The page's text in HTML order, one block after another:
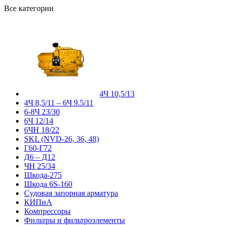
Все категории
4Ч 10,5/13
4Ч 8,5/11 – 6Ч 9.5/11
6-8Ч 23/30
6Ч 12/14
6ЧН 18/22
SKL (NVD-26, 36, 48)
Г60-Г72
Д6 – Д12
ЧН 25/34
Шкода-275
Шкода 6S-160
Судовая запорная арматура
КИПиА
Компрессоры
Фильтры и фильтроэлементы